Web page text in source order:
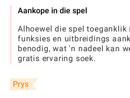
Aankope in die spel
Alhoewel die spel toeganklik
funksies en uitbreidings
benodig, wat 'n nadeel kan
gratis ervaring soek.
Prys